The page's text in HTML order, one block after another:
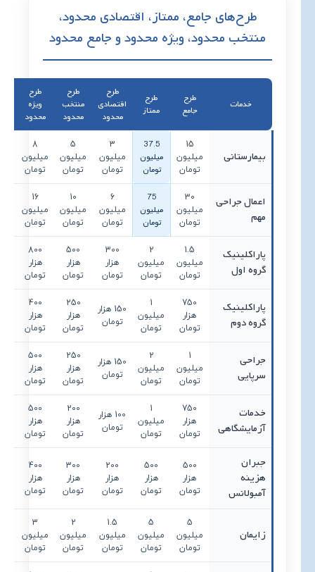
طرح‌های جامع، ممتاز، اقتصادی محدود،
منتخب محدود، ویژه محدود و جامع محدود
خدمات
طرح
جامع
طرح
ممتاز
طرح
اقتصادی
محدود
طرح
منتخب
محدود
طرح
ویژه
محدود
بیمارستانی
15
میلیون
تومان
37.5
میلیون
تومان
3
میلیون
تومان
5
میلیون
تومان
8
میلیون
تومان
اعمال جراحی
مهم
30
میلیون
تومان
75
میلیون
تومان
6
میلیون
تومان
10
میلیون
تومان
16
میلیون
تومان
پاراکلینیک
گروه اول
1.5
میلیون
تومان
2
میلیون
تومان
300
هزار
تومان
500
هزار
تومان
800
هزار
تومان
پاراکلینیک
گروه دوم
750
هزار
تومان
1
میلیون
تومان
150 هزار
تومان
250
هزار
تومان
400
هزار
تومان
جراحی
سرپایی
1
میلیون
تومان
2
میلیون
تومان
150 هزار
تومان
250
هزار
تومان
500
هزار
تومان
خدمات
آزمایشگاهی
750
هزار
تومان
1
میلیون
تومان
100 هزار
تومان
200
هزار
تومان
500
هزار
تومان
جبران
هزینه
آمبولانس
500
هزار
تومان
500
هزار
تومان
200
هزار
تومان
300
هزار
تومان
400
هزار
تومان
زایمان
5
میلیون
تومان
5
میلیون
تومان
1.5
میلیون
تومان
2
میلیون
تومان
3
میلیون
تومان